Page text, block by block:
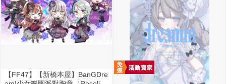
【FF47】【新橋本屋】BanGDre